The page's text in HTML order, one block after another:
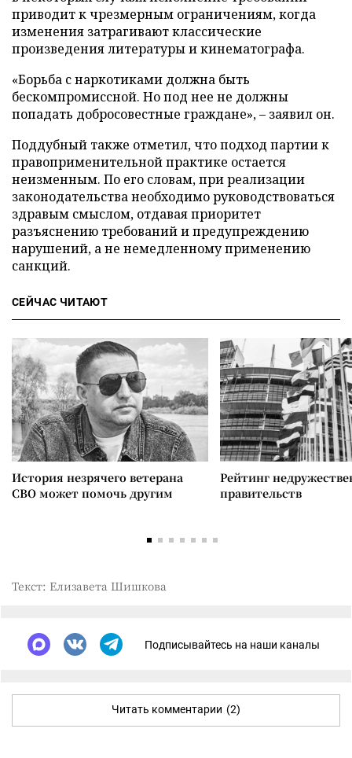
приводит к чрезмерным ограничениям, когда
изменения затрагивают классические
произведения литературы и кинематографа.
«Борьба с наркотиками должна быть
бескомпромиссной. Но под нее не должны
попадать добросовестные граждане», – заявил он.
Поддубный также отметил, что подход партии к
правоприменительной практике остается
неизменным. По его словам, при реализации
законодательства необходимо руководствоваться
здравым смыслом, отдавая приоритет
разъяснению требований и предупреждению
нарушений, а не немедленному применению
санкций.
СЕЙЧАС ЧИТАЮТ
История незрячего ветерана
СВО может помочь другим
Рейтинг
правительств
Текст: Елизавета Шишкова
Подписывайтесь на наши каналы
Читать комментарии (2)